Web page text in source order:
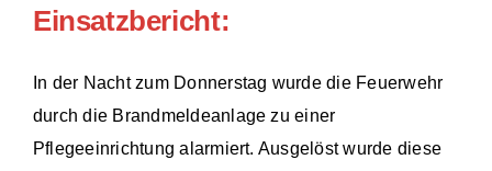
Einsatzbericht:
In der Nacht zum Donnerstag wurde die Feuerwehr
durch die Brandmeldeanlage zu einer
Pflegeeinrichtung alarmiert. Ausgelöst wurde diese